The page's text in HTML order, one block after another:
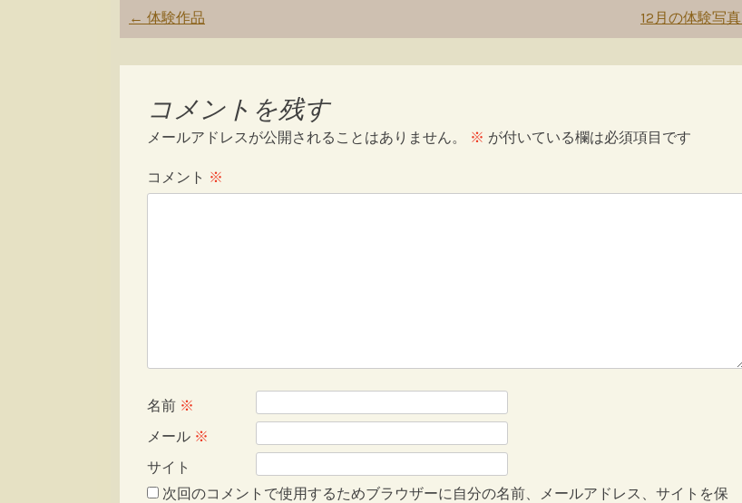
Post
navigation
← 体験作品 12月の体験写真
コメントを残す
メールアドレスが公開されることはありません。 ※ が付いている欄は必須項目です
コメント ※
名前 ※
メール ※
サイト
次回のコメントで使用するためブラウザーに自分の名前、メールアドレス、サイトを保